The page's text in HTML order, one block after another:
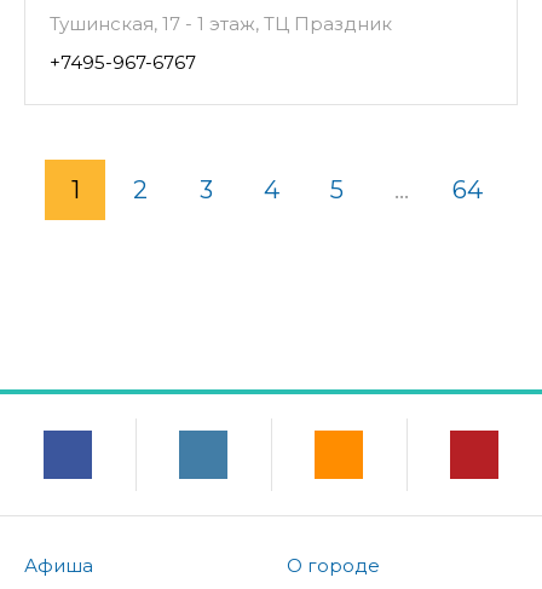
Тушинская, 17 - 1 этаж, ТЦ Праздник
+7495-967-6767
1 2 3 4 5 ... 64
Афиша
О городе